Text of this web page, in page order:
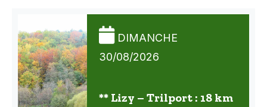
DIMANCHE
30/08/2026
** Lizy – Trilport : 18 km